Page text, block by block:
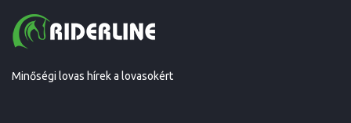
Minőségi lovas hírek a lovasokért